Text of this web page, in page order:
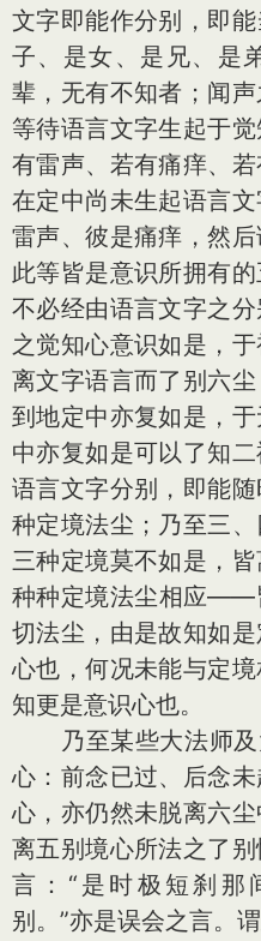
文字即能作分别，即
子、是女、是兄、是
辈，无有不知者；闻
等待语言文字生起于
有雷声、若有痛痒、
在定中尚未生起语言
雷声、彼是痛痒，然
此等皆是意识所拥有
不必经由语言文字之
之觉知心意识如是，
离文字语言而了别六
到地定中亦复如是，
中亦复如是可以了知
语言文字分别，即能
种定境法尘；乃至三
三种定境莫不如是，
种种定境法尘相应——
切法尘，由是故知如
心也，何况未能与定
知更是意识心也。
乃至某些大法师及
心：前念已过、后念
心，亦仍然未脱离六
离五别境心所法之了
言：“是时极短刹那
别。”亦是误会之言。